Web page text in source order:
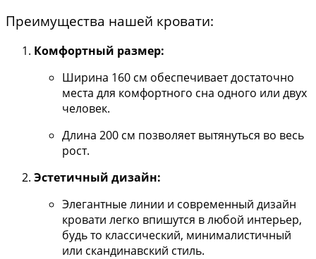
Преимущества нашей кровати:
Комфортный размер:
Ширина 160 см обеспечивает достаточно
места для комфортного сна одного или двух
человек.
Длина 200 см позволяет вытянуться во весь
рост.
Эстетичный дизайн:
Элегантные линии и современный дизайн
кровати легко впишутся в любой интерьер,
будь то классический, минималистичный
или скандинавский стиль.